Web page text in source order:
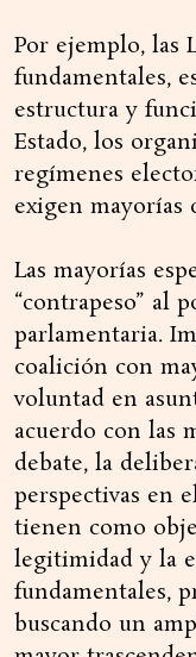
Por ejemplo, las
fundamentales,
estructura y
Estado, los
regímenes
exigen mayorías
Las mayorías
“contrapeso” al
parlamentaria.
coalición con
voluntad en
acuerdo con las
debate, la
perspectivas en
tienen como
legitimidad y la
fundamentales,
buscando un